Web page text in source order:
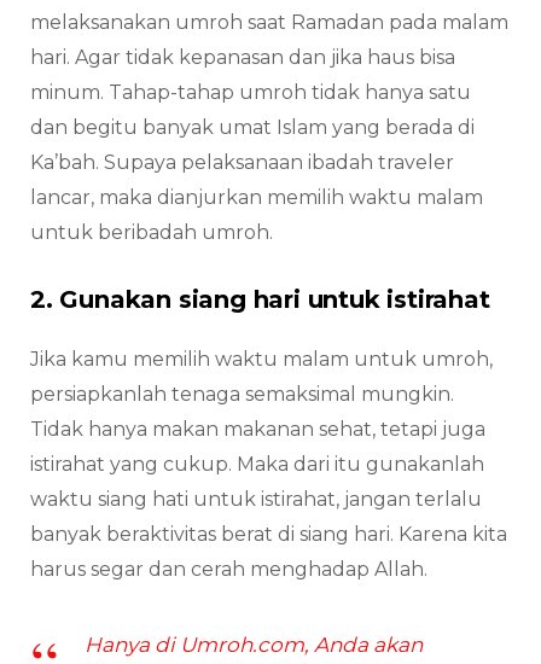
melaksanakan umroh saat Ramadan pada malam
hari. Agar tidak kepanasan dan jika haus bisa
minum. Tahap-tahap umroh tidak hanya satu
dan begitu banyak umat Islam yang berada di
Ka’bah. Supaya pelaksanaan ibadah traveler
lancar, maka dianjurkan memilih waktu malam
untuk beribadah umroh.
2. Gunakan siang hari untuk istirahat
Jika kamu memilih waktu malam untuk umroh,
persiapkanlah tenaga semaksimal mungkin.
Tidak hanya makan makanan sehat, tetapi juga
istirahat yang cukup. Maka dari itu gunakanlah
waktu siang hati untuk istirahat, jangan terlalu
banyak beraktivitas berat di siang hari. Karena kita
harus segar dan cerah menghadap Allah.
Hanya di Umroh.com, Anda akan